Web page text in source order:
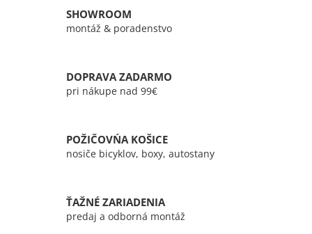
SHOWROOM
montáž & poradenstvo
DOPRAVA ZADARMO
pri nákupe nad 99€
POŽIČOVŃA KOŠICE
nosiče bicyklov, boxy, autostany
ŤAŽNÉ ZARIADENIA
predaj a odborná montáž